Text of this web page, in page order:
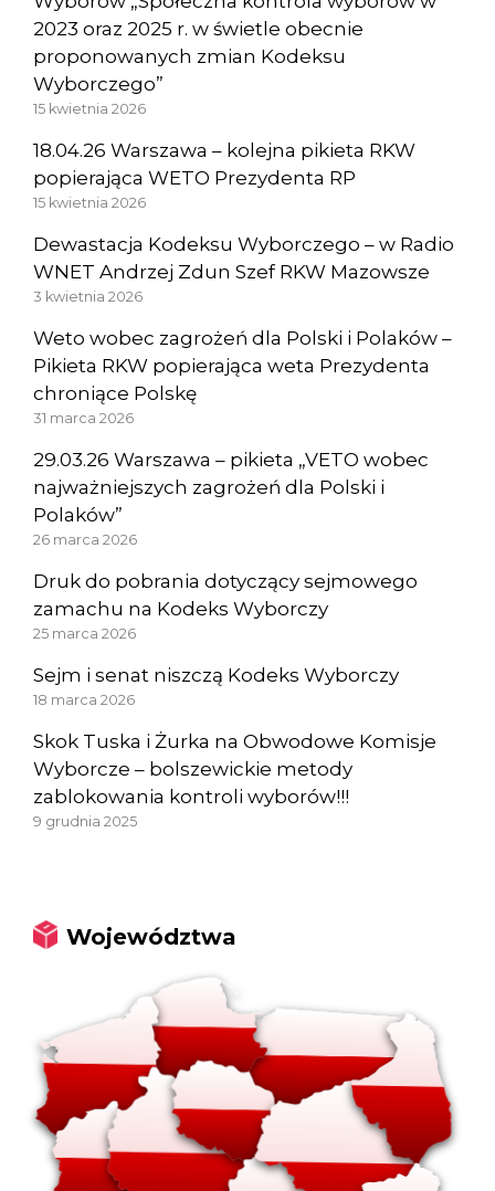
2023 oraz 2025 r. w świetle obecnie
proponowanych zmian Kodeksu
Wyborczego”
15 kwietnia 2026
18.04.26 Warszawa – kolejna pikieta RKW
popierająca WETO Prezydenta RP
15 kwietnia 2026
Dewastacja Kodeksu Wyborczego – w Radio
WNET Andrzej Zdun Szef RKW Mazowsze
3 kwietnia 2026
Weto wobec zagrożeń dla Polski i Polaków –
Pikieta RKW popierająca weta Prezydenta
chroniące Polskę
31 marca 2026
29.03.26 Warszawa – pikieta „VETO wobec
najważniejszych zagrożeń dla Polski i
Polaków”
26 marca 2026
Druk do pobrania dotyczący sejmowego
zamachu na Kodeks Wyborczy
25 marca 2026
Sejm i senat niszczą Kodeks Wyborczy
18 marca 2026
Skok Tuska i Żurka na Obwodowe Komisje
Wyborcze – bolszewickie metody
zablokowania kontroli wyborów!!!
9 grudnia 2025
Województwa